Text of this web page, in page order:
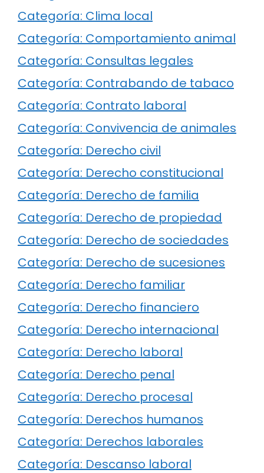
Categoría: Clima local
Categoría: Comportamiento animal
Categoría: Consultas legales
Categoría: Contrabando de tabaco
Categoría: Contrato laboral
Categoría: Convivencia de animales
Categoría: Derecho civil
Categoría: Derecho constitucional
Categoría: Derecho de familia
Categoría: Derecho de propiedad
Categoría: Derecho de sociedades
Categoría: Derecho de sucesiones
Categoría: Derecho familiar
Categoría: Derecho financiero
Categoría: Derecho internacional
Categoría: Derecho laboral
Categoría: Derecho penal
Categoría: Derecho procesal
Categoría: Derechos humanos
Categoría: Derechos laborales
Categoría: Descanso laboral